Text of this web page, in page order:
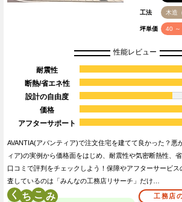
工法 木造
坪単価 40 ～
性能レビュー
耐震性
断熱/省エネ性
設計の自由度
価格
アフターサポート
AVANTIA(アバンティア)で注文住宅を建てて良かった？悪
ィア)の実例から価格面をはじめ、耐震性や気密断熱性、
口コミで評判をチェックしよう！保障やアフターサービ
査しているのは「みんなの工務店リサーチ」だけ…
く こ 工務店